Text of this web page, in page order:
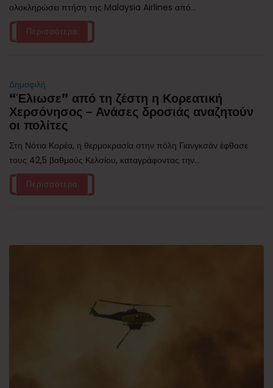
ολοκληρώσει πτήση της Malaysia Airlines από...
Περισσότερα
Δημοφιλή
“Έλιωσε” από τη ζέστη η Κορεατική
Χερσόνησος – Ανάσες δροσιάς αναζητούν
οι πολίτες
Στη Νότια Κορέα, η θερμοκρασία στην πόλη Γιανγκσάν έφθασε
τους 42,5 βαθμούς Κελσίου, καταγράφοντας την...
Περισσότερα